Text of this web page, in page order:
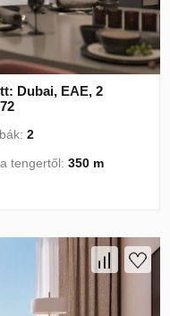
Dubai, EAE, 2
2
tengertől:350 m